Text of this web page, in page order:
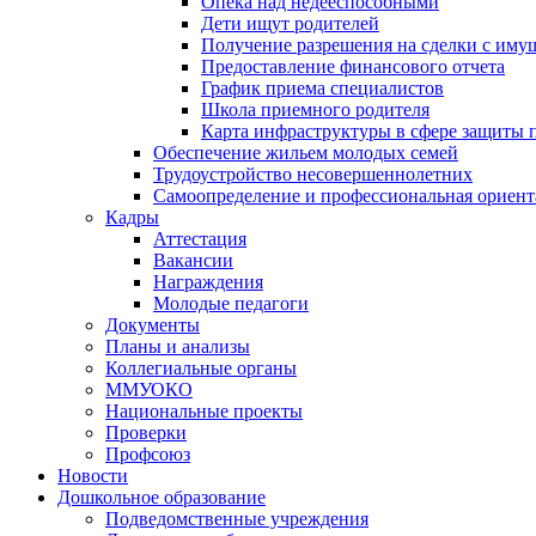
Дети ищут родителей
Получение разрешения на сделки с
Предоставление финансового отчета
График приема специалистов
Школа приемного родителя
Карта инфраструктуры в сфере защиты
Обеспечение жильем молодых семей
Трудоустройство несовершеннолетних
Самоопределение и профессиональная
Кадры
Аттестация
Вакансии
Награждения
Молодые педагоги
Документы
Планы и анализы
Коллегиальные органы
ММУОКО
Национальные проекты
Проверки
Профсоюз
Новости
Дошкольное образование
Подведомственные учреждения